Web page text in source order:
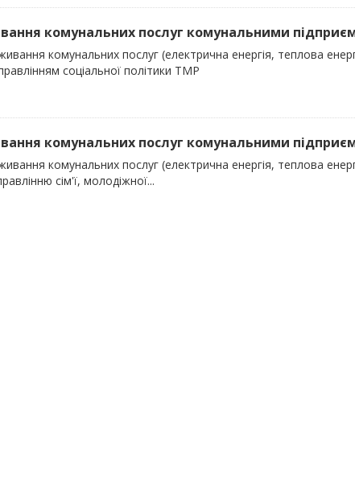
комунальних послуг комунальними
комунальних послуг (електрична енергія, теплова
соціальної політики ТМР
комунальних послуг комунальними
комунальних послуг (електрична енергія, теплова
сім'ї, молодіжної...